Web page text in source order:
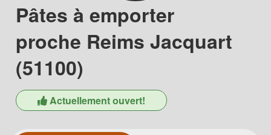
Pâtes à emporter
proche Reims Jacquart
(51100)
Actuellement ouvert!